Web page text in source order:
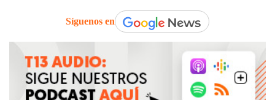
Síguenos en